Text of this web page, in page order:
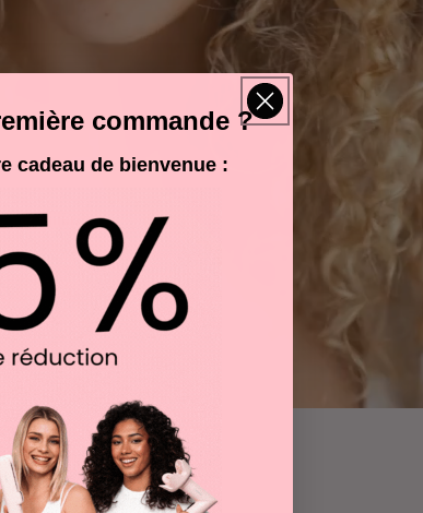
commande ?
cadeau de bienvenue :